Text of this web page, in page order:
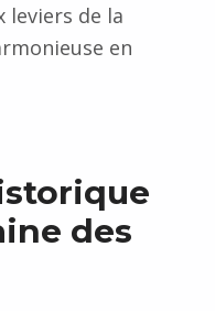
leviers de la
en
des